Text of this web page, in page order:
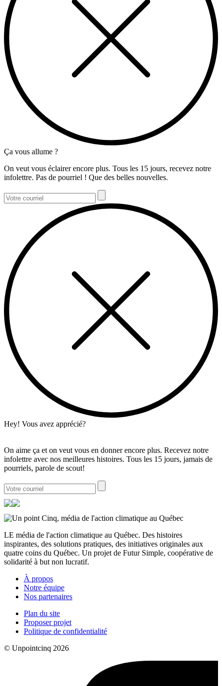
Ça vous allume ?
On veut vous éclairer encore plus. Tous les 15 jours, recevez notre
infolettre. Pas de pourriel ! Que des belles nouvelles.
Hey! Vous avez apprécié?
On aime ça et on veut vous en donner encore plus. Recevez notre
infolettre avec nos meilleures histoires. Tous les 15 jours, jamais de
pourriels, parole de scout!
LE média de l'action climatique au Québec. Des histoires
inspirantes, des solutions pratiques, des initiatives originales aux
quatre coins du Québec. Un projet de Futur Simple, coopérative de
solidarité à but non lucratif.
À propos
Notre équipe
Nos partenaires
Plan du site
Proposer projet
Politique de confidentialité
© Unpointcinq 2026